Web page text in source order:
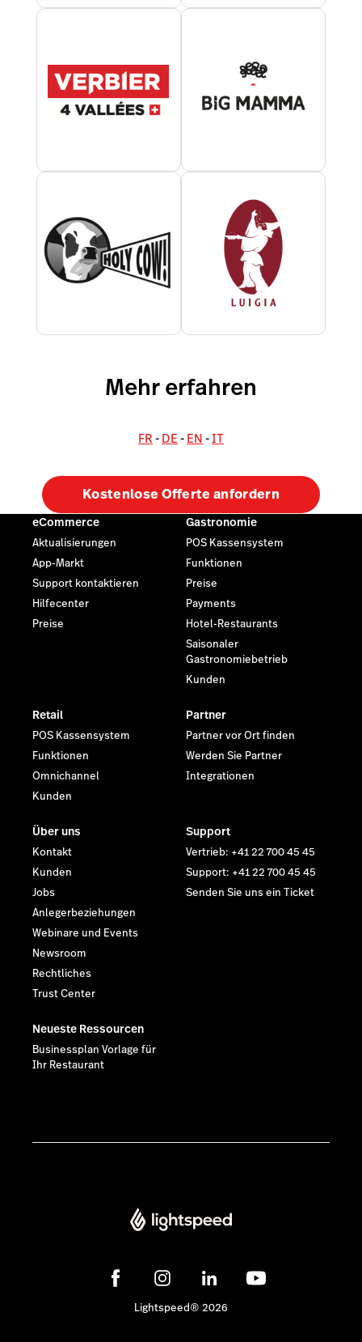
Mehr erfahren
FR-DE-EN-IT
Kostenlose Offerte anfordern
eCommerce
Aktualisierungen
App-Markt
Support kontaktieren
Hilfecenter
Preise
Gastronomie
POS Kassensystem
Funktionen
Preise
Payments
Hotel-Restaurants
Saisonaler
Gastronomiebetrieb
Kunden
Retail
POS Kassensystem
Funktionen
Omnichannel
Kunden
Partner
Partner vor Ort finden
Werden Sie Partner
Integrationen
Über uns
Kontakt
Kunden
Jobs
Anlegerbeziehungen
Webinare und Events
Newsroom
Rechtliches
Trust Center
Support
Vertrieb: +41 22 700 45 45
Support: +41 22 700 45 45
Senden Sie uns ein Ticket
Neueste Ressourcen
Businessplan Vorlage für
Ihr Restaurant
Lightspeed® 2026